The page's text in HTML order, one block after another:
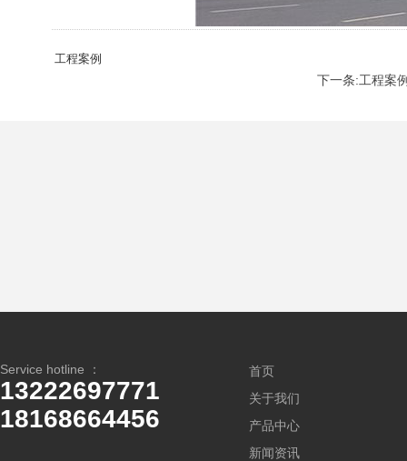
工程案例
下一条:工程案
Service hotline ：
13222697771
18168664456
首页
关于我们
产品中心
新闻资讯